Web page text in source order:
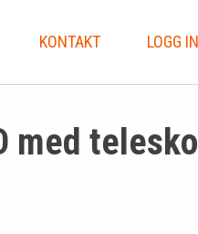
KONTAKT LOGG
med